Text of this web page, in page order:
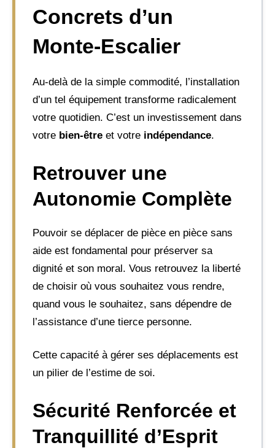
Concrets d’un
Monte-Escalier
Au-delà de la simple commodité, l’installation
d’un tel équipement transforme radicalement
votre quotidien. C’est un investissement dans
votre bien-être et votre indépendance.
Retrouver une
Autonomie Complète
Pouvoir se déplacer de pièce en pièce sans
aide est fondamental pour préserver sa
dignité et son moral. Vous retrouvez la liberté
de choisir où vous souhaitez vous rendre,
quand vous le souhaitez, sans dépendre de
l’assistance d’une tierce personne.
Cette capacité à gérer ses déplacements est
un pilier de l’estime de soi.
Sécurité Renforcée et
Tranquillité d’Esprit